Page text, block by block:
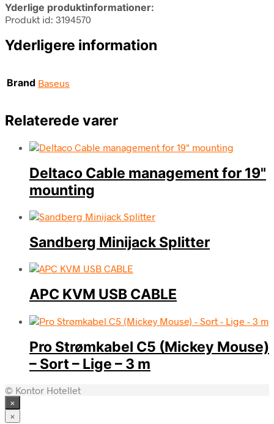
Yderlige produktinformationer:
Produkt id: 3194570
Yderligere information
Brand Baseus
Relaterede varer
Deltaco Cable management for 19"
mounting
Sandberg Minijack Splitter
APC KVM USB CABLE
Pro Strømkabel C5 (Mickey Mouse)
– Sort – Lige – 3 m
© Kontor Hotellet
×
×